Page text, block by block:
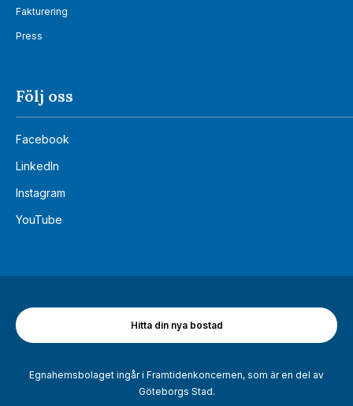
Fakturering
Press
Följ oss
Facebook
LinkedIn
Instagram
YouTube
Hitta din nya bostad
Egnahemsbolaget ingår i Framtidenkoncernen, som är en del av
Göteborgs Stad.